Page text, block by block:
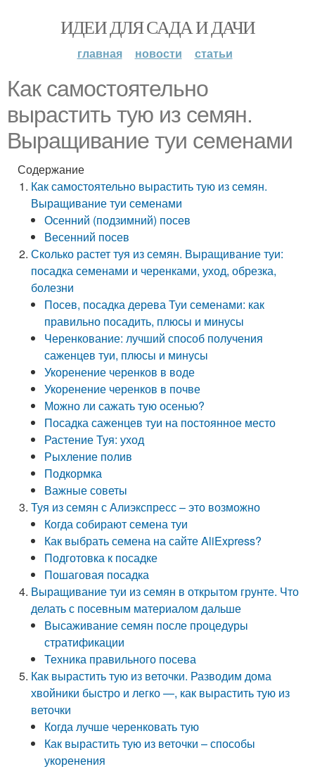
ИДЕИ ДЛЯ САДА И ДАЧИ
главная новости статьи
Как самостоятельно
вырастить тую из семян.
Выращивание туи семенами
Содержание
Как самостоятельно вырастить тую из семян.
Выращивание туи семенами
Осенний (подзимний) посев
Весенний посев
Сколько растет туя из семян. Выращивание туи:
посадка семенами и черенками, уход, обрезка,
болезни
Посев, посадка дерева Туи семенами: как
правильно посадить, плюсы и минусы
Черенкование: лучший способ получения
саженцев туи, плюсы и минусы
Укоренение черенков в воде
Укоренение черенков в почве
Можно ли сажать тую осенью?
Посадка саженцев туи на постоянное место
Растение Туя: уход
Рыхление полив
Подкормка
Важные советы
Туя из семян с Алиэкспресс – это возможно
Когда собирают семена туи
Как выбрать семена на сайте AliExpress?
Подготовка к посадке
Пошаговая посадка
Выращивание туи из семян в открытом грунте. Что
делать с посевным материалом дальше
Высаживание семян после процедуры
стратификации
Техника правильного посева
Как вырастить тую из веточки. Разводим дома
хвойники быстро и легко —, как вырастить тую из
веточки
Когда лучше черенковать тую
Как вырастить тую из веточки – способы
укоренения